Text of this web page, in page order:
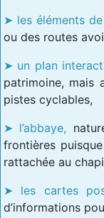
les éléments
ou des routes
un plan
patrimoine, mais
pistes cyclables,
l’abbaye,
frontières
rattachée au
les cartes
d’informations